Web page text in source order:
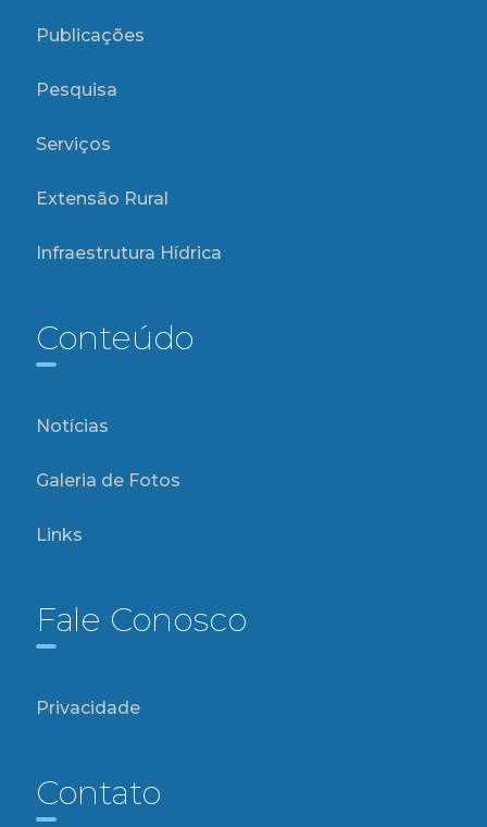
Publicações
Pesquisa
Serviços
Extensão Rural
Infraestrutura Hídrica
Conteúdo
Notícias
Galeria de Fotos
Links
Fale Conosco
Privacidade
Contato